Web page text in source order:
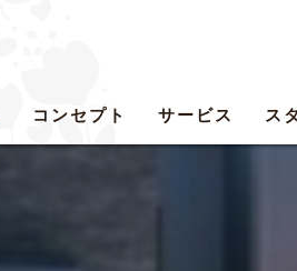
コンセプト サービス ス